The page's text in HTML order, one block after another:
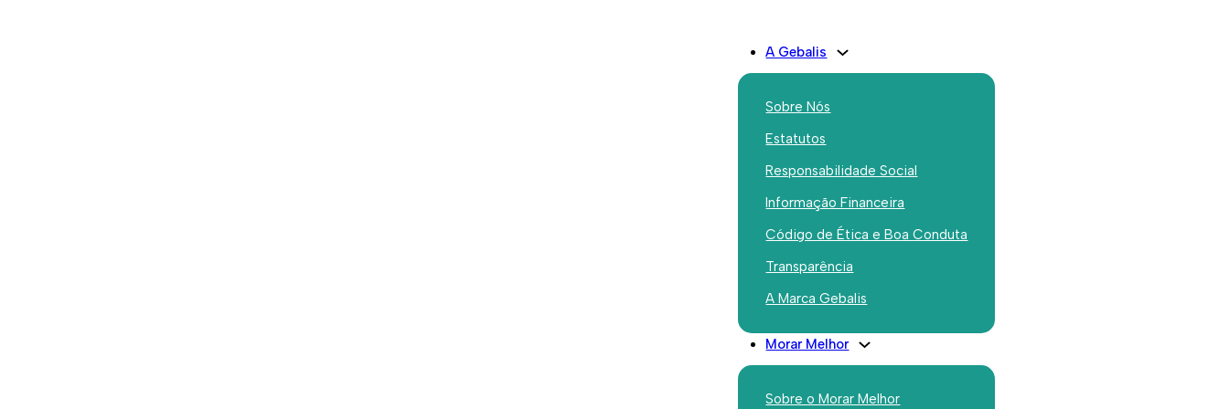
A Gebalis
Sobre Nós
Estatutos
Responsabilidade Social
Informação Financeira
Código de Ética e Boa Conduta
Transparência
A Marca Gebalis
Morar Melhor
Sobre o Morar Melhor
Concurso já está na rua à
procura de novos talentos